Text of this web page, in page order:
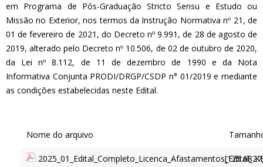
em Programa de Pós-Graduação Stricto Sensu e Estudo ou
Missão no Exterior, nos termos da Instrução Normativa nº 21, de
01 de fevereiro de 2021, do Decreto nº 9.991, de 28 de agosto de
2019, alterado pelo Decreto nº 10.506, de 02 de outubro de 2020,
da Lei nº 8.112, de 11 de dezembro de 1990 e da Nota
Informativa Conjunta PRODI/DRGP/CSDP n° 01/2019 e mediante
as condições estabelecidas neste Edital.
[125.68